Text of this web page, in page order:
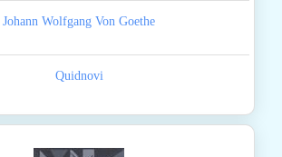
Johann Wolfgang Von Goethe
Quidnovi